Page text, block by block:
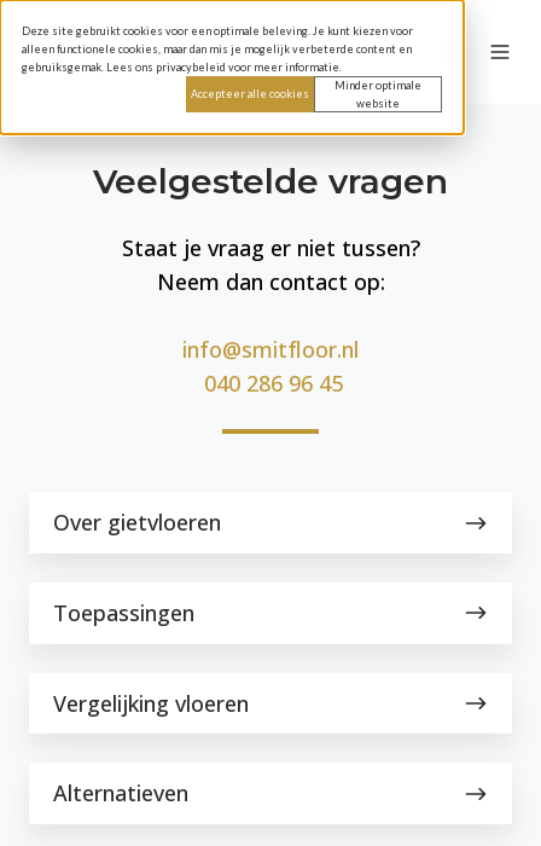
Deze site gebruikt cookies voor een optimale beleving. Je kunt kiezen voor
alleen functionele cookies, maar dan mis je mogelijk verbeterde content en
gebruiksgemak. Lees ons privacybeleid voor meer informatie.
Accepteer alle cookies
Minder optimale
website
Veelgestelde vragen
Staat je vraag er niet tussen?
Neem dan contact op:
info@smitfloor.nl
040 286 96 45
Over gietvloeren
Over
gietvloeren
Toepassingen
Toepassingen
Vergelijking vloeren
Vergelijking
vloeren
Alternatieven
Alternatieven